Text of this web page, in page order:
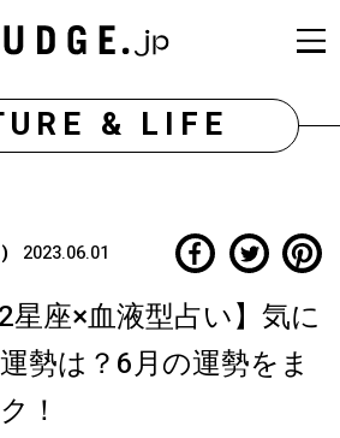
& LIFE
2023.06.01
星座×血液型占い】気に
勢は？6月の運勢をま
！